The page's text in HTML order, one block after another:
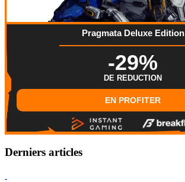
Pragmata Deluxe Edition
-29%
DE REDUCTION
EN PROFITER
Derniers articles